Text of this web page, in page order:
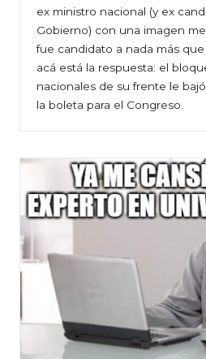
ex ministro nacional (y ex
Gobierno) con una imagen
fue candidato a nada más
acá está la respuesta: el
nacionales de su frente le
la boleta para el Congreso.